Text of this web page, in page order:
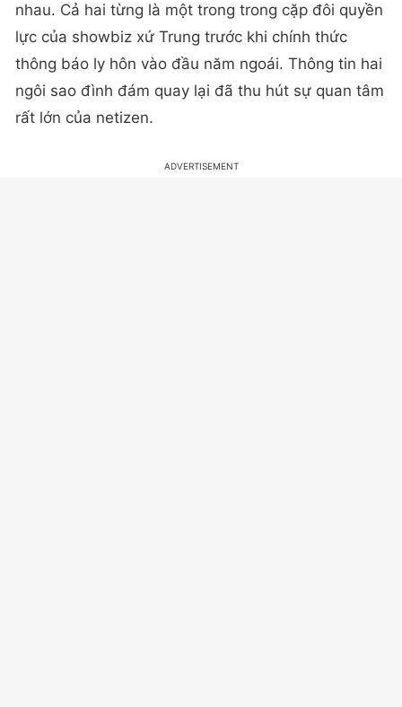
nhau. Cả hai từng là một trong trong cặp đôi quyền
lực của showbiz xứ Trung trước khi chính thức
thông báo ly hôn vào đầu năm ngoái. Thông tin hai
ngôi sao đình đám quay lại đã thu hút sự quan tâm
rất lớn của netizen.